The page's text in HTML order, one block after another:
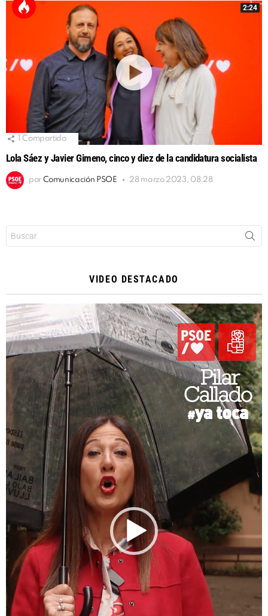
2:24
Compartido
Lola Sáez y Javier Gimeno, cinco y diez de la candidatura socialista
por Comunicación PSOE 28 marzo 2023, 08:28
VIDEO DESTACADO
Reproductor
de
vídeo